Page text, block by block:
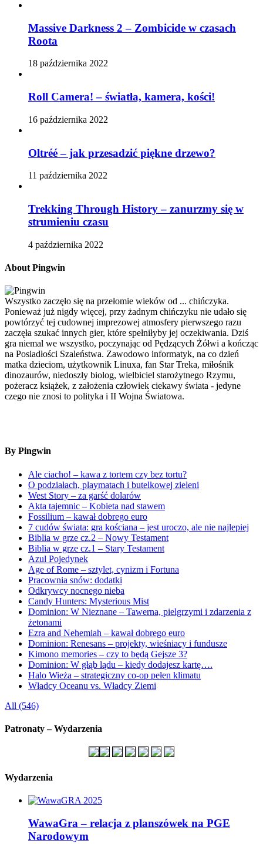
Massive Darkness 2 – Zombicide w czasach
Roota
18 października 2022
Roll Camera! – światła, kamera, kości!
16 października 2022
Oltréé – jak przesadzić piękne drzewo?
11 października 2022
Trekking Through History – zanurzmy się w
strumieniu czasu
4 października 2022
About Pingwin
Wszystko zaczęło się na przełomie wieków od ... chińczyka.
Ponieważ już nigdy więcej, przy żadnym chińczyku nie udało się
powtórzyć tej cudownej imprezowej atmosfery pierwszego razu
zaczęła szukać innych gier, które spełniłyby jej oczekiwania. Dziś
gra niemal we wszystko, poczynając od Pędzących Żółwi a kończąc
na Posiadłości Szaleństwa. Zawodowo informatyk, na co dzień
matka dzieciom, użytkownik Linuxa, fan Star Treka, miłośnik
dinozaurów, niedoszły biolog, wielbiciel starożytnego Rzymu,
pożeracz książek, z założenia człowiek ciekawy świata - jedyne
czego nie znosi to polityka i II Wojna Światowa.
By Pingwin
Ale ciacho! – kawa z tortem czy bez tortu?
O podziałach, playmatach i butelkowej zieleni
West Story – za garść dolarów
Akta tajemnic – Kobieta nad stawem
Fossilium – kawał dobrego euro
7 cudów świata: gra kościana – jest uroczo, ale nie najlepiej
Biblia w grze cz.2 – Nowy Testament
Biblia w grze cz.1 – Stary Testament
Azul Pojedynek
Age of Rome – sztylet, cynizm i Fortuna
Pracownia snów: dodatki
Odkrywcy nocnego nieba
Candy Hunters: Mysterious Mist
Dominion: W Nieznane – Tawerna, pielgrzymi i zdarzenia z
żetonami
Ezra and Nehemiah – kawał dobrego euro
Dominion: Renesans – projekty, wieśniacy i fundusze
Kimono memories – czy to będą Gejsze 3?
Dominion: W głąb lądu – kiedy dodajesz kartę….
Halo Wieża – strategiczny co-op pełen klimatu
Władcy Oceanu vs. Władcy Ziemi
All (546)
Patronaty – Wydarzenia
Wydarzenia
WawaGra – relacja z planszówek na PGE
Narodowym